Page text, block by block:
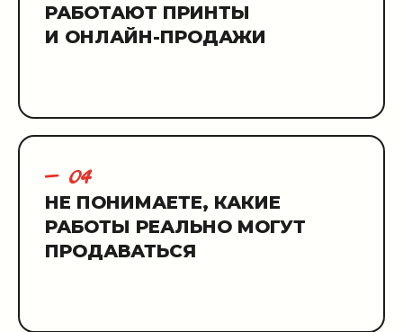
РАБОТАЮТ ПРИНТЫ
И ОНЛАЙН-ПРОДАЖИ
— 04
НЕ ПОНИМАЕТЕ, КАКИЕ
РАБОТЫ РЕАЛЬНО МОГУТ
ПРОДАВАТЬСЯ